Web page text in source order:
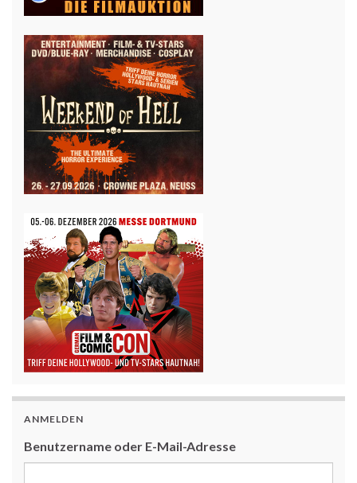
ANMELDEN
Benutzername oder E-Mail-Adresse